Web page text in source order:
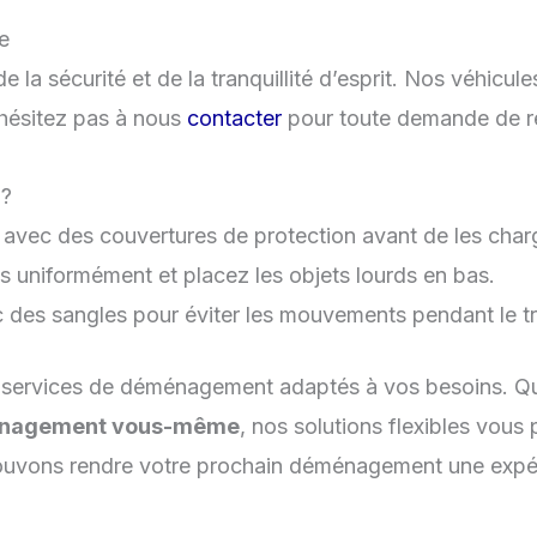
la sécurité et de la tranquillité d’esprit. Nos
pas à nous contacter pour toute demande de
des couvertures de protection avant de les
uniformément et placez les objets lourds en bas.
sangles pour éviter les mouvements pendant le
de déménagement adaptés à vos besoins.
vous-même, nos solutions flexibles vous
rendre votre prochain déménagement une